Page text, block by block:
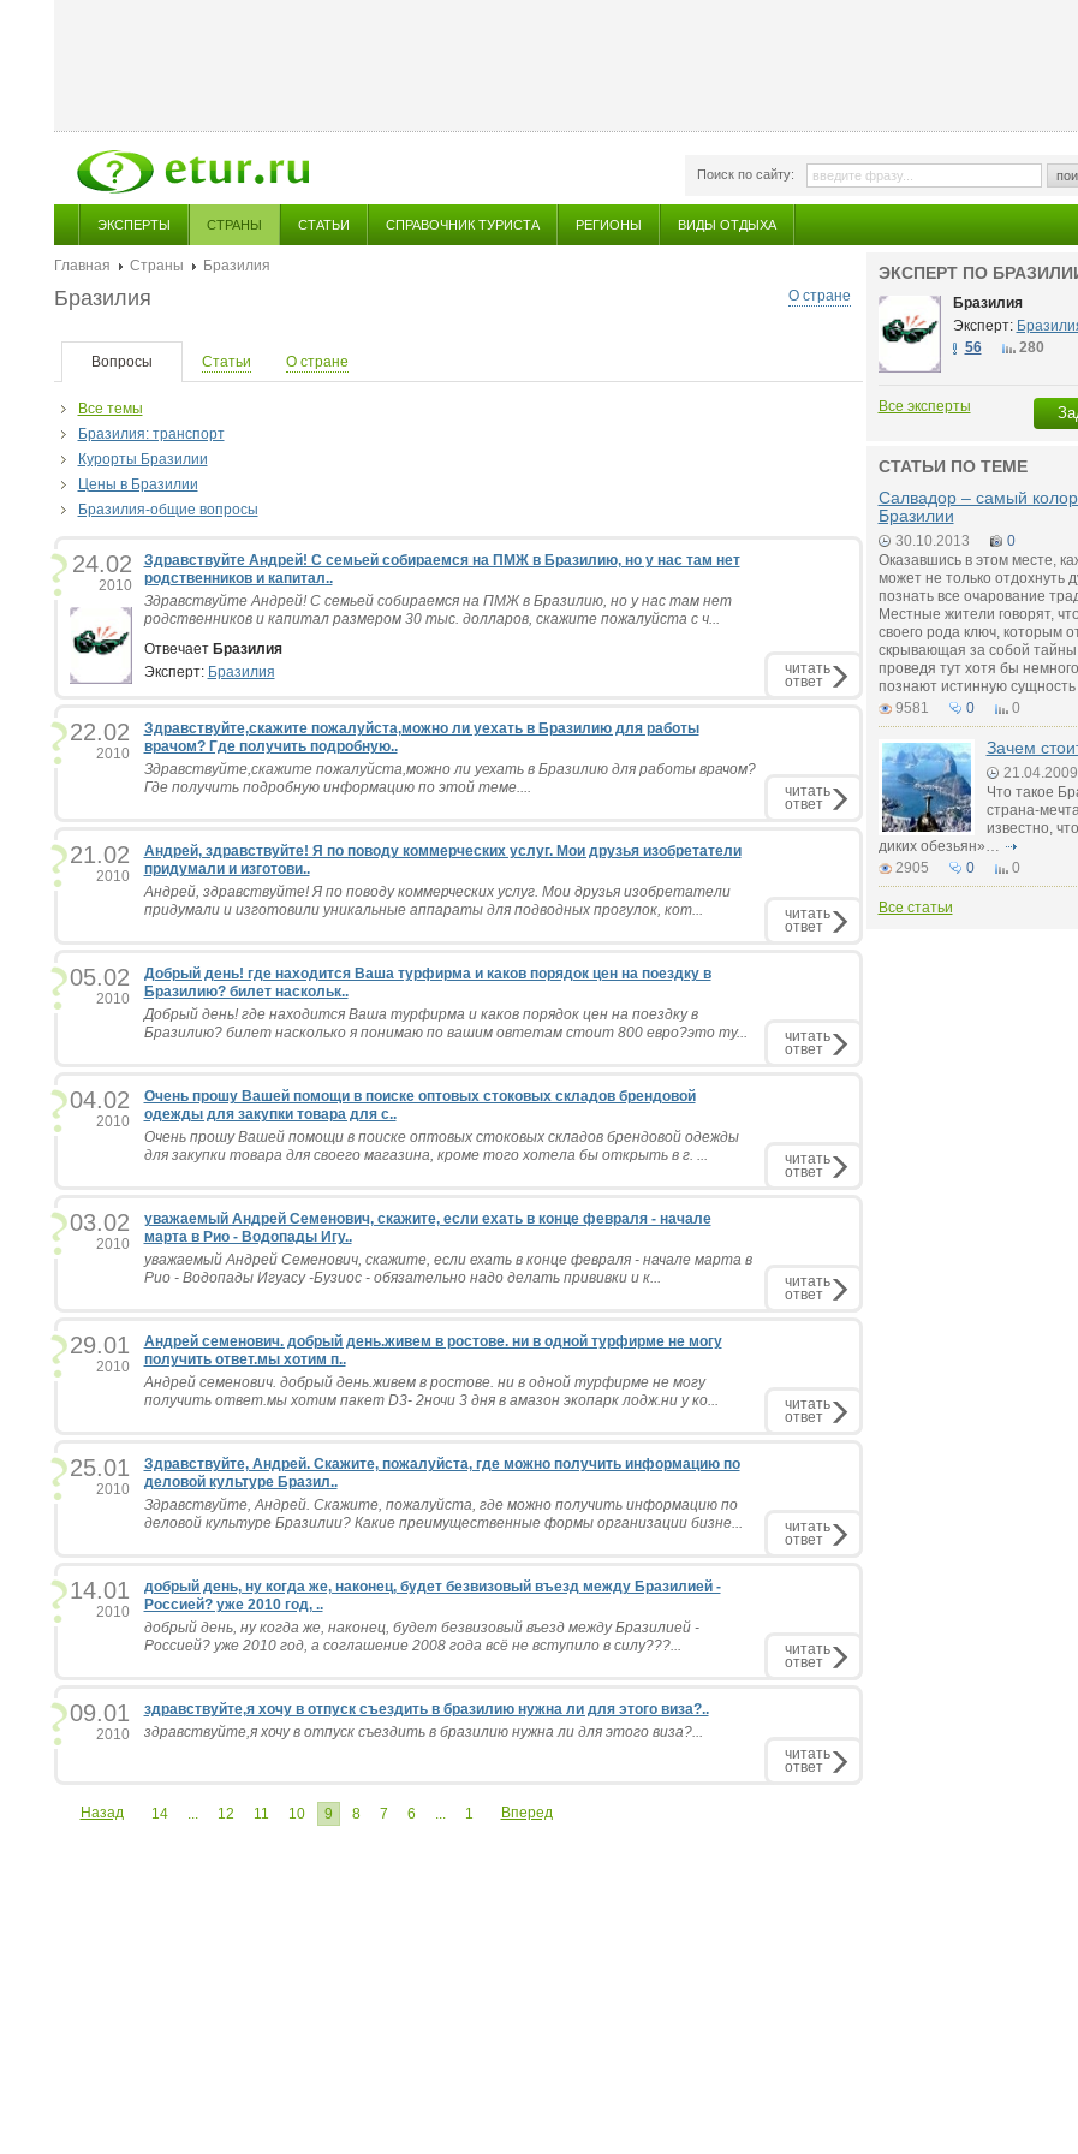
Поиск по сайту:
ЭКСПЕРТЫ СТРАНЫ СТАТЬИ СПРАВОЧНИК ТУРИСТА РЕГИОНЫ ВИДЫ ОТДЫХА
Главная Страны
Бразилия
О стране
Бразилия
Вопросы Статьи О стране
Все темы
Бразилия: транспорт
Курорты Бразилии
Цены в Бразилии
Бразилия-общие вопросы
24.02
2010
Здравствуйте Андрей! С семьей собираемся на ПМЖ в Бразилию, но у нас там нет
родственников и капитал..
Здравствуйте Андрей! С семьей собираемся на ПМЖ в Бразилию, но у нас там нет
родственников и капитал размером 30 тыс. долларов, скажите пожалуйста с ч...
Отвечает Бразилия
Эксперт: Бразилия читать
ответ
22.02
2010
Здравствуйте,скажите пожалуйста,можно ли уехать в Бразилию для работы
врачом? Где получить подробную..
Здравствуйте,скажите пожалуйста,можно ли уехать в Бразилию для работы врачом?
Где получить подробную информацию по этой теме....
читать
ответ
21.02
2010
Андрей, здравствуйте! Я по поводу коммерческих услуг. Мои друзья изобретатели
придумали и изготови..
Андрей, здравствуйте! Я по поводу коммерческих услуг. Мои друзья изобретатели
придумали и изготовили уникальные аппараты для подводных прогулок, кот...
читать
ответ
05.02
2010
Добрый день! где находится Ваша турфирма и каков порядок цен на поездку в
Бразилию? билет наскольк..
Добрый день! где находится Ваша турфирма и каков порядок цен на поездку в
Бразилию? билет насколько я понимаю по вашим овтетам стоит 800 евро?это ту...
читать
ответ
04.02
2010
Очень прошу Вашей помощи в поиске оптовых стоковых складов брендовой
одежды для закупки товара для с..
Очень прошу Вашей помощи в поиске оптовых стоковых складов брендовой одежды
для закупки товара для своего магазина, кроме того хотела бы открыть в г. ...
читать
ответ
03.02
2010
уважаемый Андрей Семенович, скажите, если ехать в конце февраля - начале
марта в Рио - Водопады Игу..
уважаемый Андрей Семенович, скажите, если ехать в конце февраля - начале марта в
Рио - Водопады Игуасу -Бузиос - обязательно надо делать прививки и к...
читать
ответ
29.01
2010
Андрей семенович. добрый день.живем в ростове. ни в одной турфирме не могу
получить ответ.мы хотим п..
Андрей семенович. добрый день.живем в ростове. ни в одной турфирме не могу
получить ответ.мы хотим пакет D3- 2ночи 3 дня в амазон экопарк лодж.ни у ко...
читать
ответ
25.01
2010
Здравствуйте, Андрей. Скажите, пожалуйста, где можно получить информацию по
деловой культуре Бразил..
Здравствуйте, Андрей. Скажите, пожалуйста, где можно получить информацию по
деловой культуре Бразилии? Какие преимущественные формы организации бизне...
читать
ответ
14.01
2010
добрый день, ну когда же, наконец, будет безвизовый въезд между Бразилией -
Россией? уже 2010 год, ..
добрый день, ну когда же, наконец, будет безвизовый въезд между Бразилией -
Россией? уже 2010 год, а соглашение 2008 года всё не вступило в силу???...
читать
ответ
09.01
2010
здравствуйте,я хочу в отпуск съездить в бразилию нужна ли для этого виза?..
здравствуйте,я хочу в отпуск съездить в бразилию нужна ли для этого виза?...
читать
ответ
Назад 14 ... 12 11 10 9 8 7 6 ... 1 Вперед
ЭКСПЕРТ ПО
Бразилия
Эксперт:
56
280
Все эксперты
СТАТЬИ ПО ТЕМЕ
Салвадор – самый
Бразилии
30.10.2013
0
Оказавшись в этом месте,
может не только отдохнуть
познать все очарование
Местные жители говорят,
своего рода ключ, которым
скрывающая за собой тайны
проведя тут хотя бы
познают истинную
9581
0 0
Зачем
21.04.2009
Что такое
страна-
известно,
диких обезьян»…
2905
0 0
Все статьи